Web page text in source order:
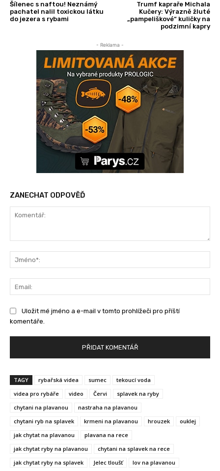
Šílenec s naftou! Neznámý
pachatel nalil toxickou látku
do jezera s rybami
Trumf kapraře Michala
Kučery: Výrazně žluté
„pampeliškové“ kuličky na
podzimní kapry
- Reklama -
ZANECHAT ODPOVĚĎ
Uložit mé jméno a e-mail v tomto prohlížeči pro příští
komentáře.
TAGY rybařská videa sumec
tekoucí voda
videa pro rybáře
video Červi
splavek na ryby
chytani na plavanou
nastraha na plavanou
chytani ryb na splavek
krmeni na plavanou hrouzek
ouklej
jak chytat na plavanou
plavana na rece
jak chytat ryby na plavanou
chytani na splavek na rece
jak chytat ryby na splavek
Jelec tloušť lov na plavanou